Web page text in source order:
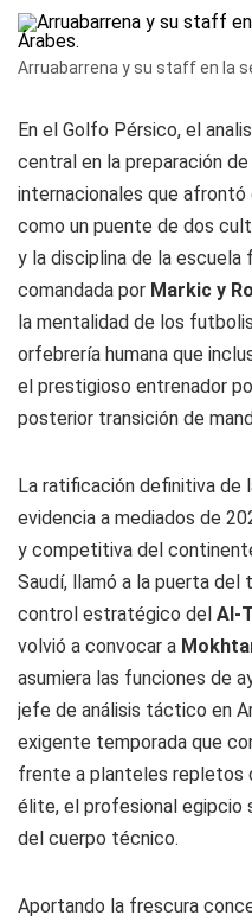
Arruabarrena y su staff en la
En el Golfo Pérsico, el
central en la preparación
internacionales que
como un puente de dos
y la disciplina de la
comandada por Markic y
la mentalidad de los
orfebrería humana que
el prestigioso entrenador
posterior transición de
La ratificación definitiva de
evidencia a mediados de
y competitiva del
Saudí, llamó a la puerta
control estratégico del Al-
volvió a convocar a
asumiera las funciones de
jefe de análisis táctico en
exigente temporada que
frente a planteles repletos
élite, el profesional egipcio
del cuerpo técnico.
Aportando la frescura